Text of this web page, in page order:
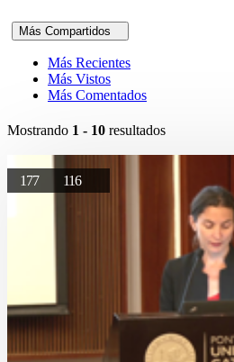
Más Compartidos
Más Recientes
Más Vistos
Más Comentados
Mostrando 1 - 10 resultados
177 116